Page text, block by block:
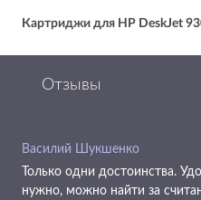
Картриджи для HP DeskJet
Отзывы
Василий Шукшенко
Только одни достоинства.
нужно, можно найти за